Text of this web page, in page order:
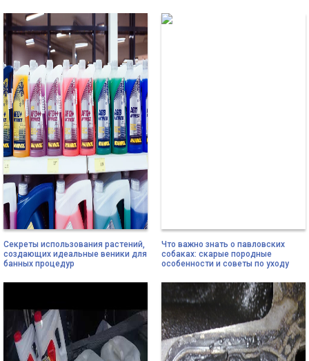
Секреты использования растений,
создающих идеальные веники для
банных процедур
Что важно знать о павловских
собаках: скарые породные
особенности и советы по уходу